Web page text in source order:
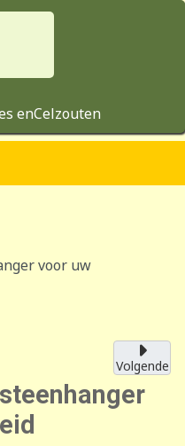
enCelzouten
voor uw
Volgende